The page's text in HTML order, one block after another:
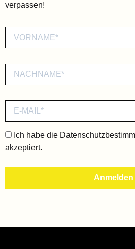
verpassen!
Ich habe die
akzeptiert.